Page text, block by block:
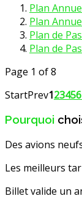
Plan
Plan
Plan de
Plan de
Page 1 of 8
StartPrev123456
Pourquoi
Des avions
Les meilleurs
Billet valide un